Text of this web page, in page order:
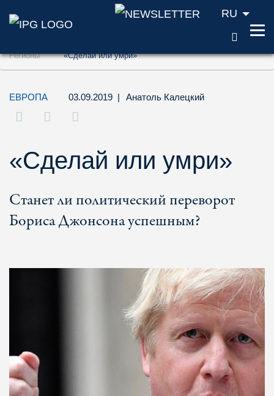
Перейти к содержанию (ключ доступа
Перейти к поиску (ключ доступа '2')
Перейти к навигации (ключ доступа '3')
RU
Регионы «Сделай или умри»
ЕВРОПА 03.09.2019 | Анатоль Калецкий
«Сделай или умри»
Станет ли политический переворот
Бориса Джонсона успешным?